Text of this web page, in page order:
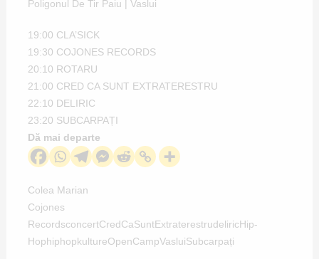
Poligonul De Tir Paiu | Vaslui
19:00 CLA’SICK
19:30 COJONES RECORDS
20:10 ROTARU
21:00 CRED CA SUNT EXTRATERESTRU
22:10 DELIRIC
23:20 SUBCARPAȚI
Dă mai departe
Colea Marian
Cojones
RecordsconcertCredCaSuntExtraterestrudeliricHip-
HophiphopkultureOpenCampVasluiSubcarpați